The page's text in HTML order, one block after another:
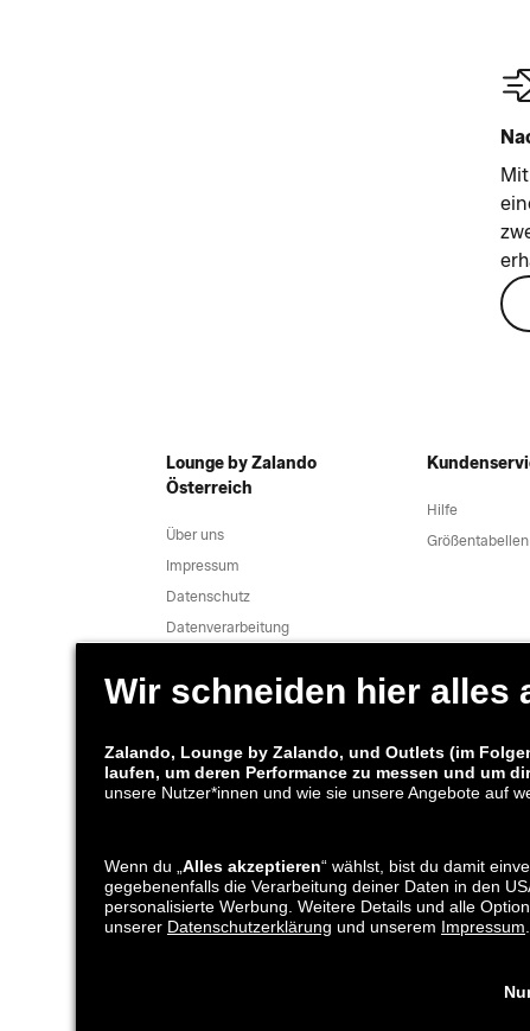
Lounge by Zalando
Österreich
Über uns
Impressum
Datenschutz
Datenverarbeitung
Widerruf
Sicherheitslücke melden
Produktsicherheit
Hilfe
Größentabellen
Versandpartner